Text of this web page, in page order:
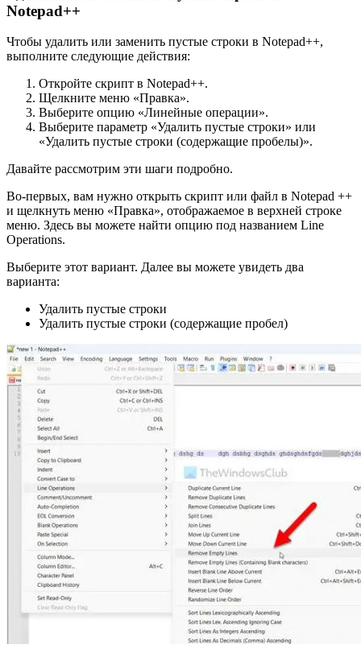
Notepad++
Чтобы удалить или заменить пустые строки в Notepad++,
выполните следующие действия:
Откройте скрипт в Notepad++.
Щелкните меню «Правка».
Выберите опцию «Линейные операции».
Выберите параметр «Удалить пустые строки» или
«Удалить пустые строки (содержащие пробелы)».
Давайте рассмотрим эти шаги подробно.
Во-первых, вам нужно открыть скрипт или файл в Notepad ++
и щелкнуть меню «Правка», отображаемое в верхней строке
меню. Здесь вы можете найти опцию под названием Line
Operations.
Выберите этот вариант. Далее вы можете увидеть два
варианта:
Удалить пустые строки
Удалить пустые строки (содержащие пробел)